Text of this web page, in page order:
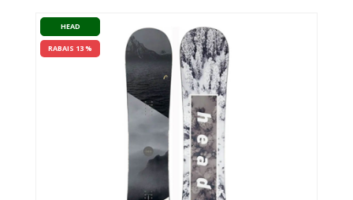
HEAD
RABAIS 13 %